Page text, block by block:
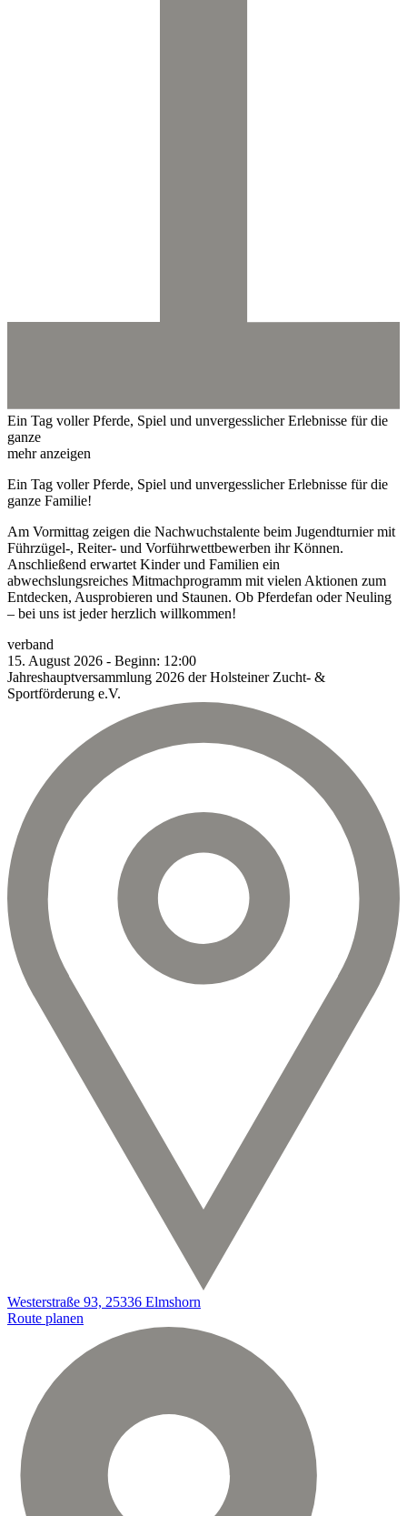
Ein Tag voller Pferde, Spiel und unvergesslicher Erlebnisse für die
ganze
mehr anzeigen
Ein Tag voller Pferde, Spiel und unvergesslicher Erlebnisse für die
ganze Familie!
Am Vormittag zeigen die Nachwuchstalente beim Jugendturnier mit
Führzügel-, Reiter- und Vorführwettbewerben ihr Können.
Anschließend erwartet Kinder und Familien ein
abwechslungsreiches Mitmachprogramm mit vielen Aktionen zum
Entdecken, Ausprobieren und Staunen. Ob Pferdefan oder Neuling
– bei uns ist jeder herzlich willkommen!
verband
15. August 2026 - Beginn: 12:00
Jahreshauptversammlung 2026 der Holsteiner Zucht- &
Sportförderung e.V.
Westerstraße 93, 25336 Elmshorn
Route planen